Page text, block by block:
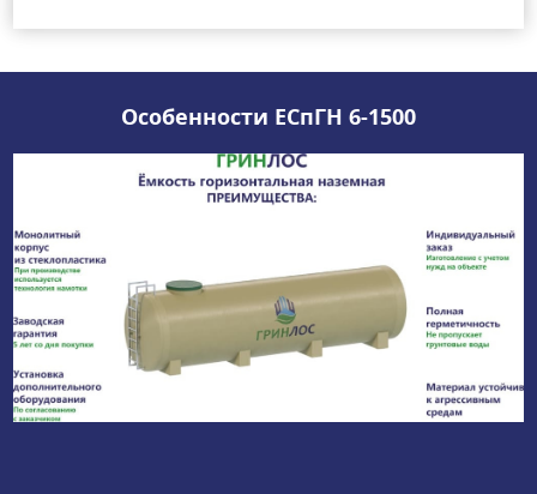
Особенности ЕСпГН 6-1500